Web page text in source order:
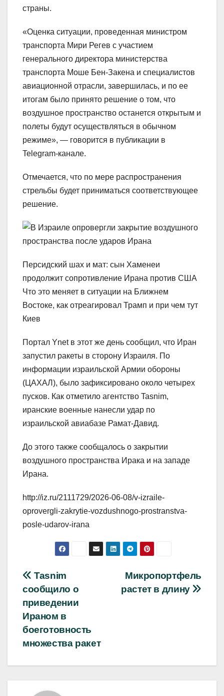
страны.
«Оценка ситуации, проведенная министром
транспорта Мири Регев с участием
генерального директора министерства
транспорта Моше Бен-Закена и специалистов
авиационной отрасли, завершилась, и по ее
итогам было принято решение о том, что
воздушное пространство останется открытым и
полеты будут осуществляться в обычном
режиме», — говорится в публикации в
Telegram-канале.
Отмечается, что по мере распространения
стрельбы будет приниматься соответствующее
решение.
Персидский шах и мат: сын Хаменеи
продолжит сопротивление Ирана против США
Что это меняет в ситуации на Ближнем
Востоке, как отреагировал Трамп и при чем тут
Киев
Портал Ynet в этот же день сообщил, что Иран
запустил ракеты в сторону Израиля. По
информации израильской Армии обороны
(ЦАХАЛ), было зафиксировано около четырех
пусков. Как отметило агентство Tasnim,
иранские военные нанесли удар по
израильской авиабазе Рамат-Давид.
До этого также сообщалось о закрытии
воздушного пространства Ирака и на западе
Ирана.
http://iz.ru/2111729/2026-06-08/v-izraile-
oprovergli-zakrytie-vozdushnogo-prostranstva-
posle-udarov-irana
Навигация
по
записям
Микропортфель
растет в длину
Tasnim
сообщило о
приведении
Ираном в
боеготовность
множества ракет